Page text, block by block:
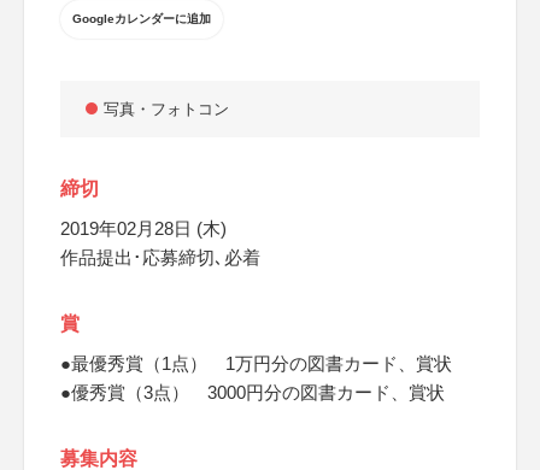
Googleカレンダーに追加
写真・フォトコン
締切
2019年02月28日 (木)
作品提出･応募締切､必着
賞
●最優秀賞（1点） 1万円分の図書カード、賞状
●優秀賞（3点） 3000円分の図書カード、賞状
募集内容